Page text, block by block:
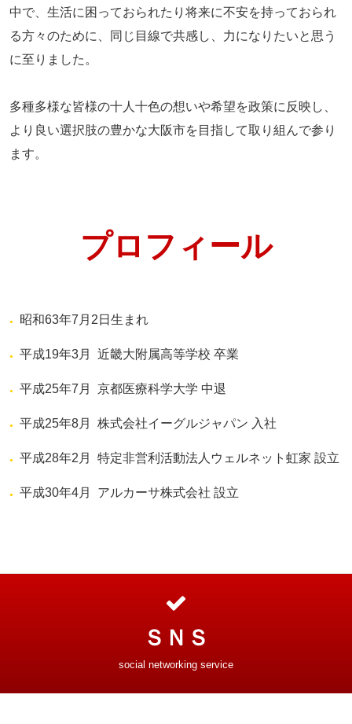
中で、生活に困っておられたり将来に不安を持っておられ
る方々のために、同じ目線で共感し、力になりたいと思う
に至りました。
多種多様な皆様の十人十色の想いや希望を政策に反映し、
より良い選択肢の豊かな大阪市を目指して取り組んで参り
ます。
プロフィール
昭和63年7月2日生まれ
平成19年3月 近畿大附属高等学校 卒業
平成25年7月 京都医療科学大学 中退
平成25年8月 株式会社イーグルジャパン 入社
平成28年2月 特定非営利活動法人ウェルネット虹家 設立
平成30年4月 アルカーサ株式会社 設立
ＳＮＳ
social networking service